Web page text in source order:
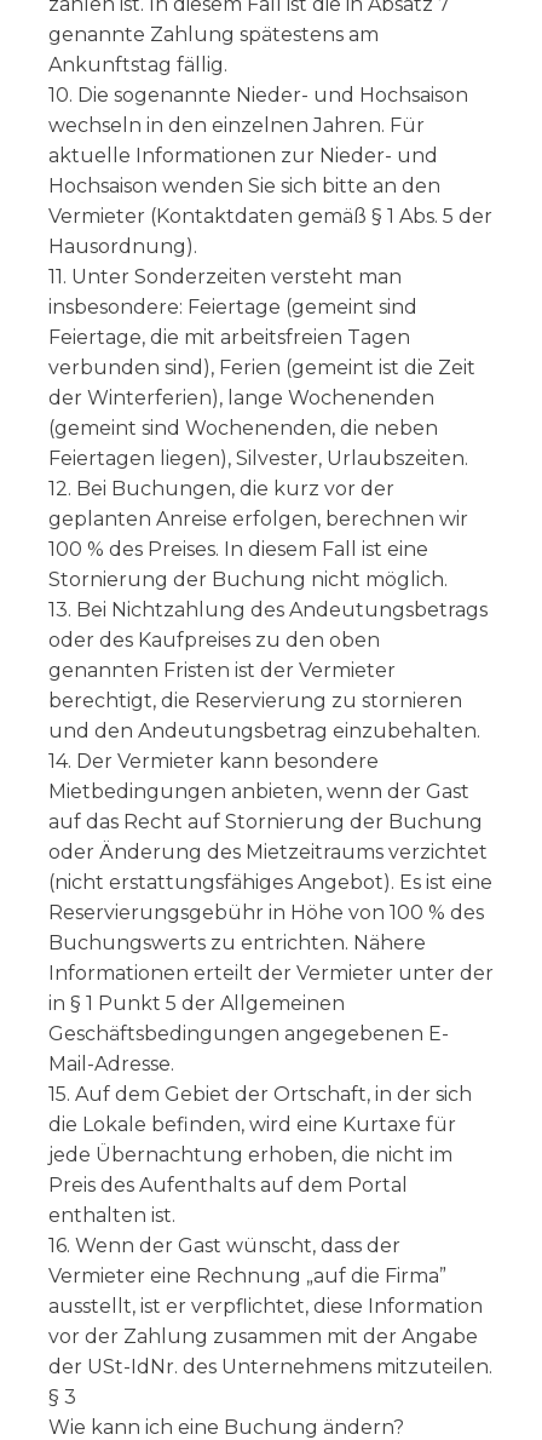
genannte Zahlung spätestens am
Ankunftstag fällig.
10. Die sogenannte Nieder- und Hochsaison
wechseln in den einzelnen Jahren. Für
aktuelle Informationen zur Nieder- und
Hochsaison wenden Sie sich bitte an den
Vermieter (Kontaktdaten gemäß § 1 Abs. 5 der
Hausordnung).
11. Unter Sonderzeiten versteht man
insbesondere: Feiertage (gemeint sind
Feiertage, die mit arbeitsfreien Tagen
verbunden sind), Ferien (gemeint ist die Zeit
der Winterferien), lange Wochenenden
(gemeint sind Wochenenden, die neben
Feiertagen liegen), Silvester, Urlaubszeiten.
12. Bei Buchungen, die kurz vor der
geplanten Anreise erfolgen, berechnen wir
100 % des Preises. In diesem Fall ist eine
Stornierung der Buchung nicht möglich.
13. Bei Nichtzahlung des Andeutungsbetrags
oder des Kaufpreises zu den oben
genannten Fristen ist der Vermieter
berechtigt, die Reservierung zu stornieren
und den Andeutungsbetrag einzubehalten.
14. Der Vermieter kann besondere
Mietbedingungen anbieten, wenn der Gast
auf das Recht auf Stornierung der Buchung
oder Änderung des Mietzeitraums verzichtet
(nicht erstattungsfähiges Angebot). Es ist eine
Reservierungsgebühr in Höhe von 100 % des
Buchungswerts zu entrichten. Nähere
Informationen erteilt der Vermieter unter der
in § 1 Punkt 5 der Allgemeinen
Geschäftsbedingungen angegebenen E-
Mail-Adresse.
15. Auf dem Gebiet der Ortschaft, in der sich
die Lokale befinden, wird eine Kurtaxe für
jede Übernachtung erhoben, die nicht im
Preis des Aufenthalts auf dem Portal
enthalten ist.
16. Wenn der Gast wünscht, dass der
Vermieter eine Rechnung „auf die Firma”
ausstellt, ist er verpflichtet, diese Information
vor der Zahlung zusammen mit der Angabe
der USt-IdNr. des Unternehmens mitzuteilen.
§ 3
Wie kann ich eine Buchung ändern?